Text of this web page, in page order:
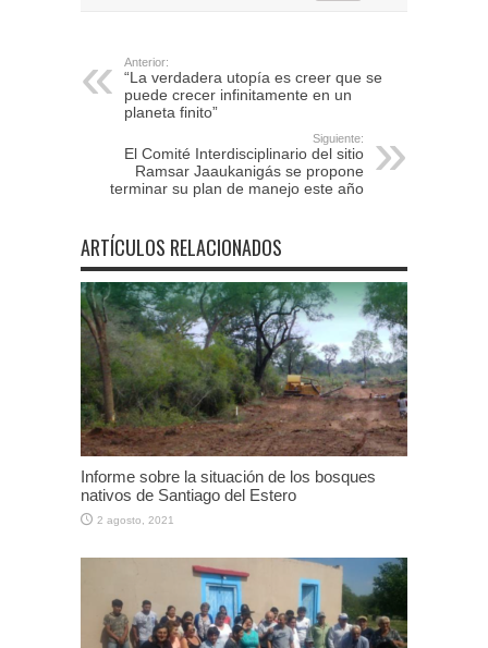
Anterior:
“La verdadera utopía es creer que se
puede crecer infinitamente en un
planeta finito”
Siguiente:
El Comité Interdisciplinario del sitio
Ramsar Jaaukanigás se propone
terminar su plan de manejo este año
ARTÍCULOS RELACIONADOS
Informe sobre la situación de los bosques
nativos de Santiago del Estero
2 agosto, 2021